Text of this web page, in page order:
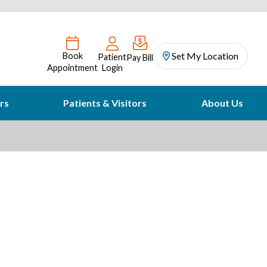
Book
Appointment
Patient
Login
Pay Bill Set My Location
Patients & Visitors About Us